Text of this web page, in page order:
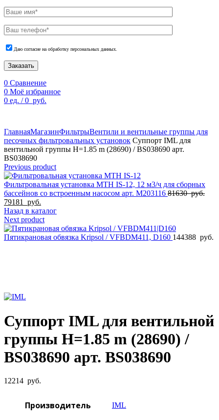
Даю согласие на обработку персональных данных.
Заказать
0 Сравнение
0 Моё избранное
0 ед. / 0 руб.
ГлавнаяМагазинФильтрыВентили и вентильные группы для
песочных фильтровальных установок Суппорт IML для
вентильной группы H=1.85 m (28690) / BS038690 арт.
BS038690
Previous product
Фильтровальная установка MTH IS-12, 12 м3/ч для сборных
бассейнов со встроенным насосом арт. M203116 81630руб.
79181 руб.
цена:
79181
руб..
Назад в каталог
Next product
Пятикрановая обвязка Kripsol / VFBDM411, D160 144388 руб.
Суппорт IML для вентильной
группы H=1.85 m (28690) /
BS038690 арт. BS038690
12214 руб.
Производитель IML